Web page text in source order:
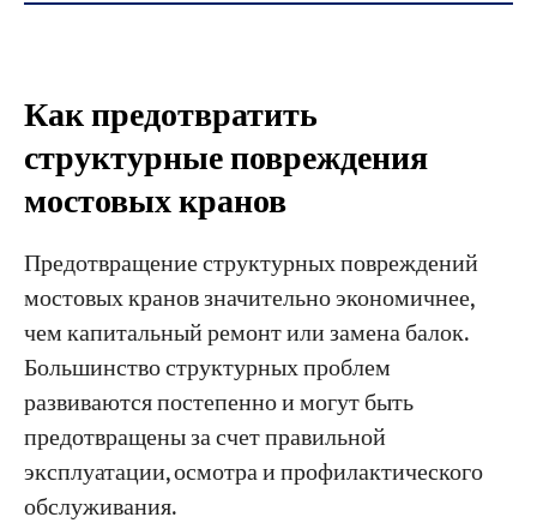
Как предотвратить
структурные повреждения
мостовых кранов
Предотвращение структурных повреждений
мостовых кранов значительно экономичнее,
чем капитальный ремонт или замена балок.
Большинство структурных проблем
развиваются постепенно и могут быть
предотвращены за счет правильной
эксплуатации, осмотра и профилактического
обслуживания.